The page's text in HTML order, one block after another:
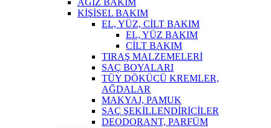
KİŞİSEL BAKIM
EL, YÜZ, CİLT BAKIM
EL, YÜZ BAKIM
CİLT BAKIM
TIRAŞ MALZEMELERİ
SAÇ BOYALARI
TÜY DÖKÜCÜ KREMLER,
AĞDALAR
MAKYAJ, PAMUK
SAÇ ŞEKİLLENDİRİCİLER
DEODORANT, PARFÜM